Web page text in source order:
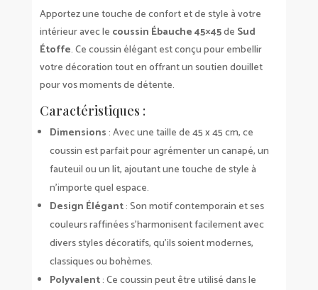
Apportez une touche de confort et de style à votre
intérieur avec le coussin Ébauche 45×45de Sud
Étoffe. Ce coussin élégant est conçu pour embellir
votre décoration tout en offrant un soutien douillet
pour vos moments de détente.
Caractéristiques :
Dimensions: Avec une taille de 45 x 45 cm, ce
coussin est parfait pour agrémenter un canapé, un
fauteuil ou un lit, ajoutant une touche de style à
n’importe quel espace.
Design Élégant: Son motif contemporain et ses
couleurs raffinées s’harmonisent facilement avec
divers styles décoratifs, qu’ils soient modernes,
classiques ou bohèmes.
Polyvalent: Ce coussin peut être utilisé dans le